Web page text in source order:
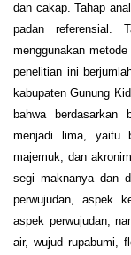
dan cakap. Tahap
padan referensial.
menggunakan
penelitian ini
kabupaten Gunung
bahwa berdasarkan
menjadi lima, yaitu
majemuk, dan
segi maknanya dan
perwujudan, aspek
aspek perwujudan,
air, wujud rupabumi,